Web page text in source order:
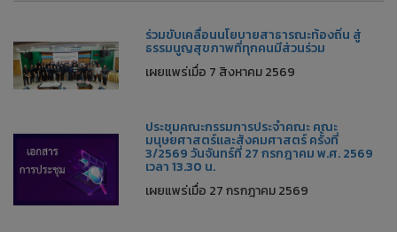
ร่วมขับเคลื่อนนโยบายสาธารณะท้องถิ่น สู่
ธรรมนูญสุขภาพที่ทุกคนมีส่วนร่วม
เผยแพร่เมื่อ 7 สิงหาคม 2569
ประชุมคณะกรรมการประจำคณะ คณะ
มนุษยศาสตร์และสังคมศาสตร์ ครั้งที่
3/2569 วันจันทร์ที่ 27 กรกฎาคม พ.ศ. 2569
เวลา 13.30 น.
เผยแพร่เมื่อ 27 กรกฎาคม 2569